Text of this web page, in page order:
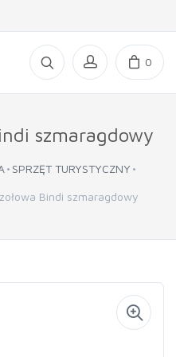
0
szmaragdowy
SPRZĘT TURYSTYCZNY
Bindi szmaragdowy